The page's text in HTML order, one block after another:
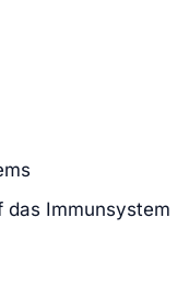
das Immunsystem